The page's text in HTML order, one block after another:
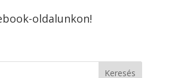
oldalunkon!